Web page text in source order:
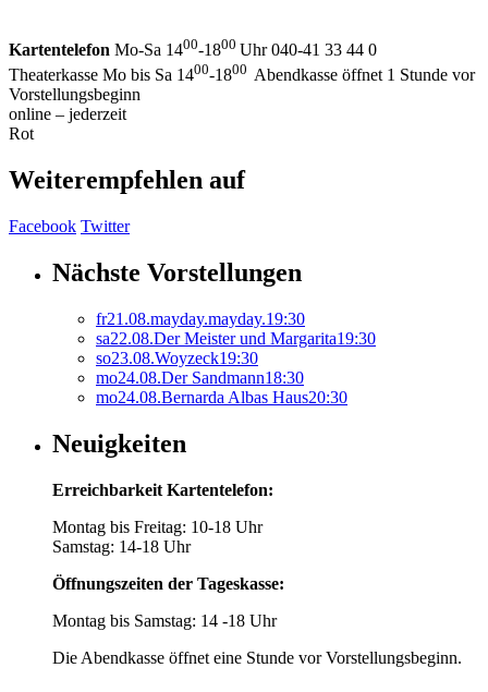
Kartentelefon Mo-Sa 1400-1800 Uhr 040-41 33 44 0
Theaterkasse Mo bis Sa 1400-1800 Abendkasse öffnet 1 Stunde vor
Vorstellungsbeginn
online – jederzeit
Rot
Weiterempfehlen auf
Facebook Twitter
Nächste Vorstellungen
fr21.08.mayday.mayday.19:30
sa22.08.Der Meister und Margarita19:30
so23.08.Woyzeck19:30
mo24.08.Der Sandmann18:30
mo24.08.Bernarda Albas Haus20:30
Neuigkeiten
Erreichbarkeit Kartentelefon:
Montag bis Freitag: 10-18 Uhr
Samstag: 14-18 Uhr
Öffnungszeiten der Tageskasse:
Montag bis Samstag: 14 -18 Uhr
Die Abendkasse öffnet eine Stunde vor Vorstellungsbeginn.